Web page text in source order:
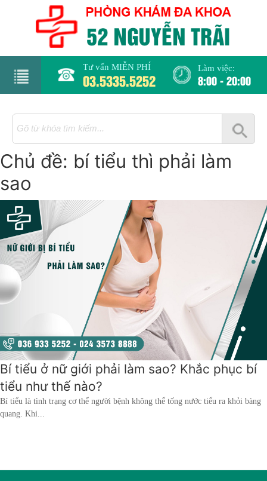
Tư vấn MIỄN PHÍ
03.5335.5252
Làm việc:
8:00 - 20:00
Chủ đề: bí tiểu thì phải làm
sao
Bí tiểu ở nữ giới phải làm sao? Khắc phục bí
tiểu như thế nào?
Bí tiểu là tình trạng cơ thể người bệnh không thể tống nước tiểu ra khỏi bàng
quang. Khi...